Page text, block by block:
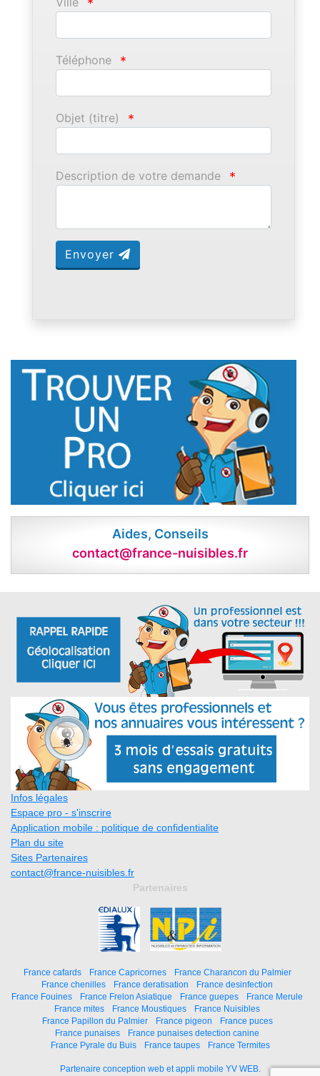
*
Téléphone *
Objet (titre) *
Description de votre demande *
Envoyer
Aides, Conseils
contact@france-nuisibles.fr
Infos légales
Espace pro - s'inscrire
Application mobile : politique de confidentialite
Plan du site
Sites Partenaires
contact@france-nuisibles.fr
Partenaires
France cafards France Capricornes
France Charancon du Palmier
France chenilles
France deratisation
France desinfection
France Fouines
France Frelon Asiatique France guepes
France Merule
France mites
France Moustiques
France Nuisibles
France Papillon du Palmier
France pigeon
France puces
France punaises
France punaises detection canine
France Pyrale du Buis
France taupes France Termites
Partenaire conception web et appli mobile YV WEB.